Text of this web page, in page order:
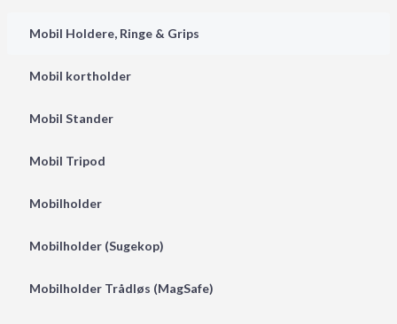
Mobil Holdere, Ringe & Grips
Mobil kortholder
Mobil Stander
Mobil Tripod
Mobilholder
Mobilholder (Sugekop)
Mobilholder Trådløs (MagSafe)